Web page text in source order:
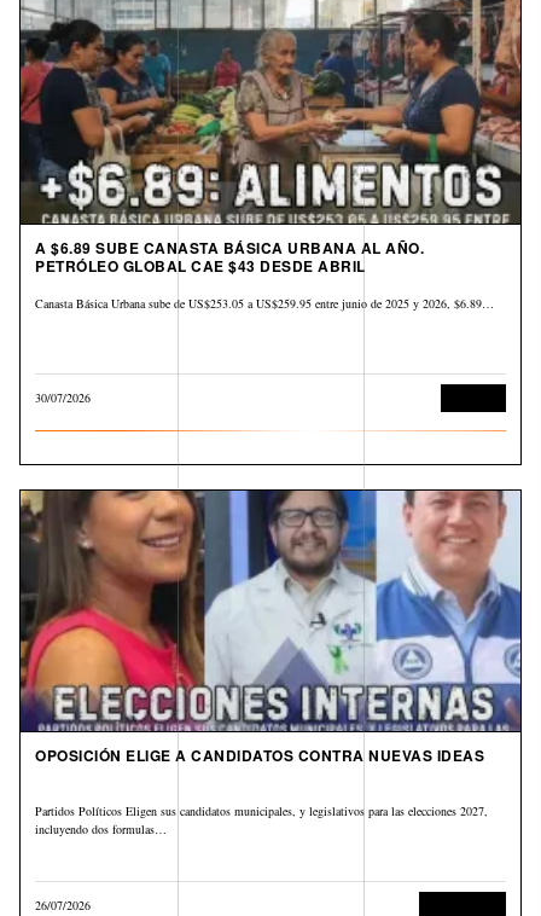
A $6.89 SUBE CANASTA BÁSICA URBANA AL AÑO.
PETRÓLEO GLOBAL CAE $43 DESDE ABRIL
Canasta Básica Urbana sube de US$253.05 a US$259.95 entre junio de 2025 y 2026, $6.89…
30/07/2026
OPOSICIÓN ELIGE A CANDIDATOS CONTRA NUEVAS IDEAS
Partidos Políticos Eligen sus candidatos municipales, y legislativos para las elecciones 2027,
incluyendo dos formulas…
26/07/2026